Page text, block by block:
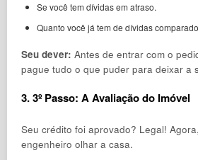
Se você tem dívidas em atraso.
Quanto você já tem de dívidas
Seu dever: Antes de entrar com o
pague tudo o que puder para deixar a
3. 3º Passo: A Avaliação do Imóvel
Seu crédito foi aprovado? Legal!
engenheiro olhar a casa.